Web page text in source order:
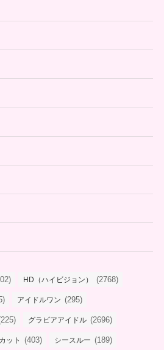
HD（ハイビジョン） (2768)
アイドルワン (295)
グラビアアイドル (2696)
ット (403) シースルー (189)